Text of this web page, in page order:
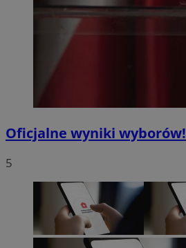
Oficjalne wyniki wyborów!
5